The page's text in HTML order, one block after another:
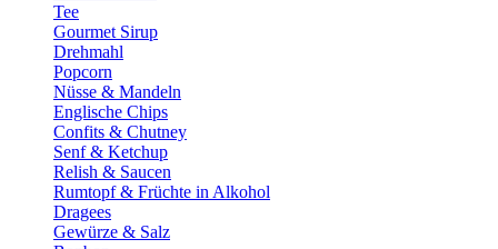
Tee
Gourmet Sirup
Drehmahl
Popcorn
Nüsse & Mandeln
Englische Chips
Confits & Chutney
Senf & Ketchup
Relish & Saucen
Rumtopf & Früchte in Alkohol
Dragees
Gewürze & Salz